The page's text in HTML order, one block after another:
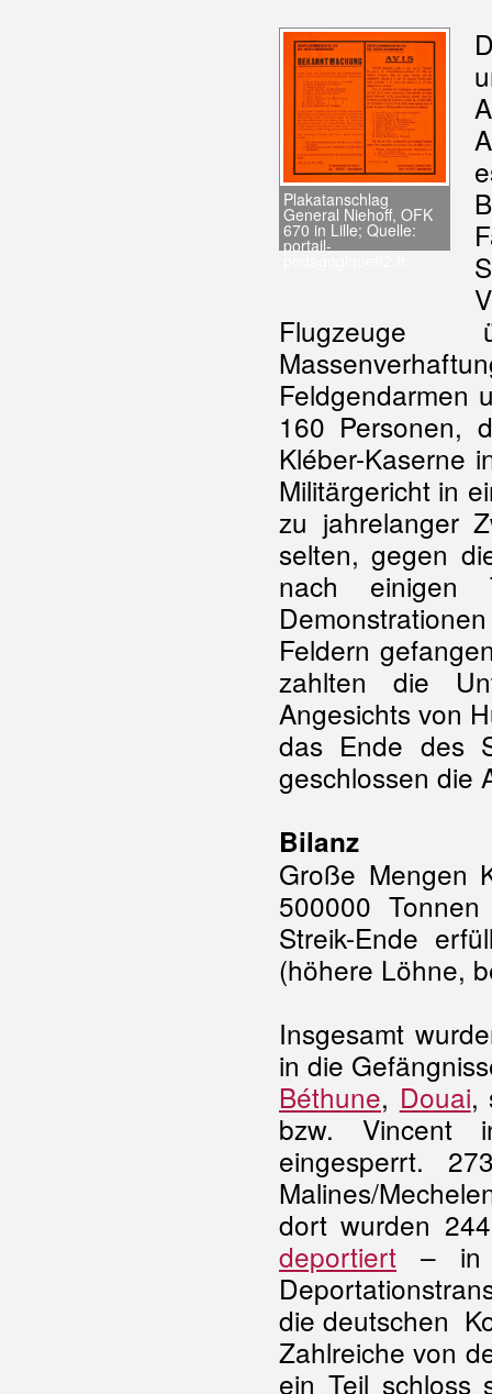
Plakatanschlag
General Niehoff, OFK
670 in Lille; Quelle:
portail-
Flugzeuge
Feldgendarmen
160 Personen,
Kléber-Kaserne
Militärgericht in
zu jahrelanger
selten, gegen
nach einigen
Feldern
zahlten die
Angesichts von
das Ende des
geschlossen die
Bilanz
Große Mengen
500000
Streik-Ende
(höhere Löhne,
Insgesamt
in die
Béthune, Douai,
bzw.
eingesperrt.
Malines/
dort wurden
deportiert – in
die deutschen
Zahlreiche von
ein Teil schloss